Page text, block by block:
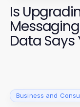
Is
Data Says
Business and